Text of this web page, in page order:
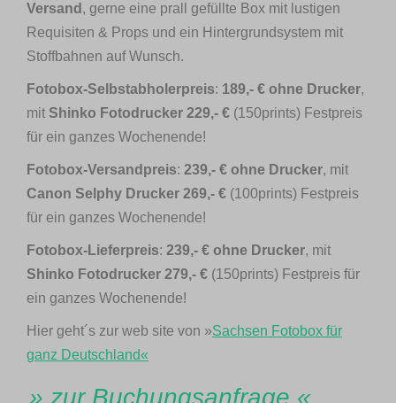
Versand , gerne eine prall gefüllte Box mit lustigen
Requisiten & Props und ein Hintergrundsystem mit
Stoffbahnen auf Wunsch.
Fotobox-Selbstabholerpreis: 189,- € ohne Drucker,
mit Shinko Fotodrucker 229,- € (150prints) Festpreis
für ein ganzes Wochenende!
Fotobox-Versandpreis: 239,- € ohne Drucker, mit
Canon Selphy Drucker 269,- € (100prints) Festpreis
für ein ganzes Wochenende!
Fotobox-Lieferpreis: 239,- € ohne Drucker, mit
Shinko Fotodrucker 279,- € (150prints) Festpreis für
ein ganzes Wochenende!
Hier geht´s zur web site von »Sachsen Fotobox für
ganz Deutschland«
» zur Buchungsanfrage «